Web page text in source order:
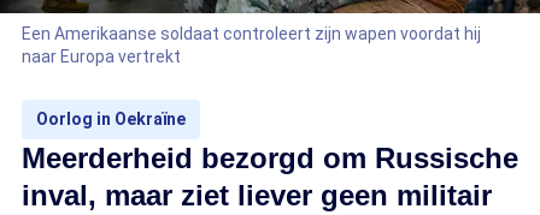
Een Amerikaanse soldaat controleert zijn wapen voordat hij
naar Europa vertrekt
Oorlog in Oekraïne
Meerderheid bezorgd om Russische
inval, maar ziet liever geen militair